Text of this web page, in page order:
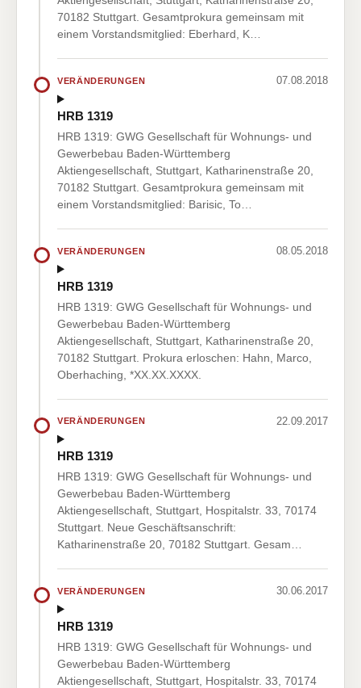
70182 Stuttgart. Gesamtprokura gemeinsam mit
einem Vorstandsmitglied: Eberhard, K…
VERÄNDERUNGEN 07.08.2018
HRB 1319
HRB 1319: GWG Gesellschaft für Wohnungs- und
Gewerbebau Baden-Württemberg
Aktiengesellschaft, Stuttgart, Katharinenstraße 20,
70182 Stuttgart. Gesamtprokura gemeinsam mit
einem Vorstandsmitglied: Barisic, To…
VERÄNDERUNGEN 08.05.2018
HRB 1319
HRB 1319: GWG Gesellschaft für Wohnungs- und
Gewerbebau Baden-Württemberg
Aktiengesellschaft, Stuttgart, Katharinenstraße 20,
70182 Stuttgart. Prokura erloschen: Hahn, Marco,
Oberhaching, *XX.XX.XXXX.
VERÄNDERUNGEN 22.09.2017
HRB 1319
HRB 1319: GWG Gesellschaft für Wohnungs- und
Gewerbebau Baden-Württemberg
Aktiengesellschaft, Stuttgart, Hospitalstr. 33, 70174
Stuttgart. Neue Geschäftsanschrift:
Katharinenstraße 20, 70182 Stuttgart. Gesam…
VERÄNDERUNGEN 30.06.2017
HRB 1319
HRB 1319: GWG Gesellschaft für Wohnungs- und
Gewerbebau Baden-Württemberg
Aktiengesellschaft, Stuttgart, Hospitalstr. 33, 70174